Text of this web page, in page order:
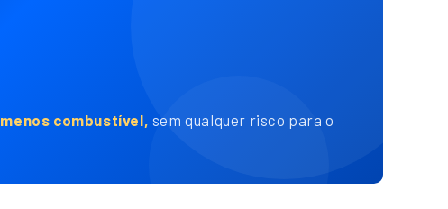
menos combustível, sem qualquer risco para o